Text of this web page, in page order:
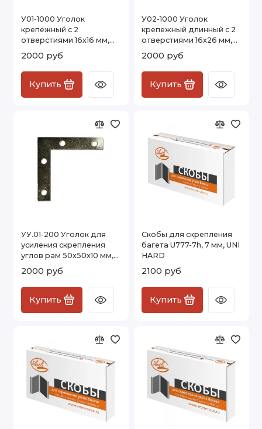
У01-1000 Уголок
крепежный с 2
отверстиями 16х16 мм,
2000 руб
Купить
У02-1000 Уголок
крепежный длинный с 2
отверстиями 16х26 мм,
2000 руб
Купить
УУ.01-200 Уголок для
усиления скрепления
углов рам 50х50х10 мм,
латунь, 200 шт.
2000 руб
Купить
Скобы для скрепления
багета U777-7h, 7 мм, UNI
HARD
2100 руб
Купить